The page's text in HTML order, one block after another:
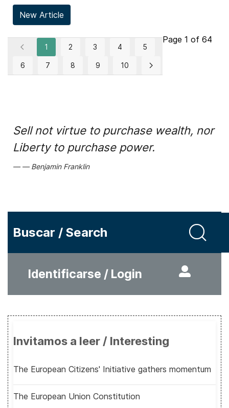
New Article
Page 1 of 64
1 2 3 4 5
6 7 8 9 10
Sell not virtue to purchase wealth, nor
Liberty to purchase power.
Benjamin Franklin
Buscar / Search
Identificarse / Login
Invitamos a leer / Interesting
The European Citizens' Initiative gathers momentum
The European Union Constitution